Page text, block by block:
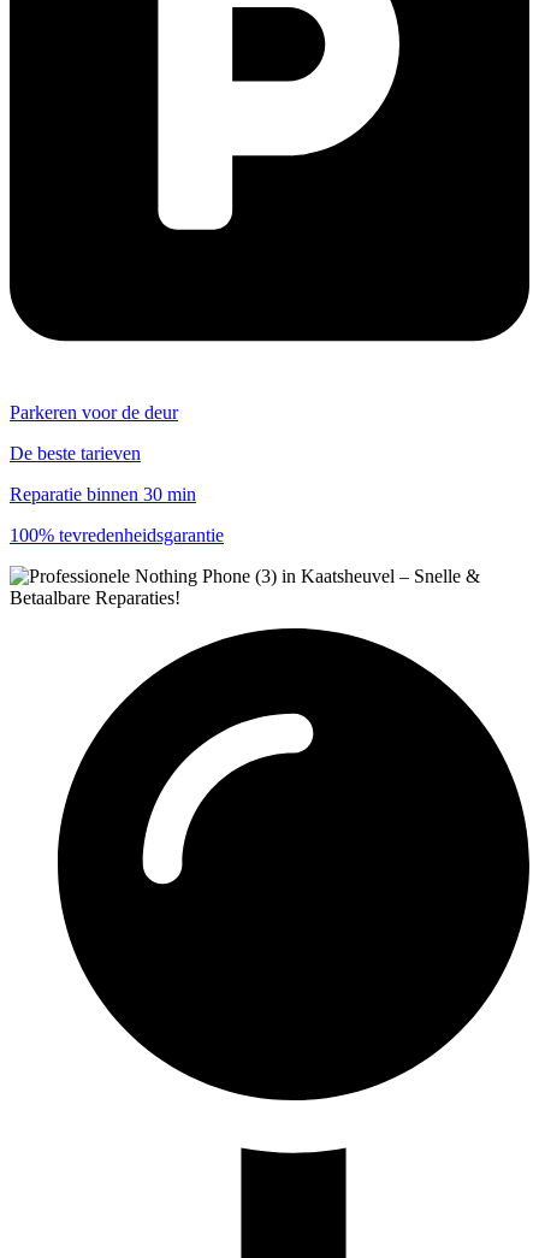
Parkeren voor de deur
De beste tarieven
Reparatie binnen 30 min
100% tevredenheidsgarantie